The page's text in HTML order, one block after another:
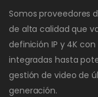
Somos proveedores
de alta calidad que
definición IP y 4K
integradas hasta
gestión de video de
generación.